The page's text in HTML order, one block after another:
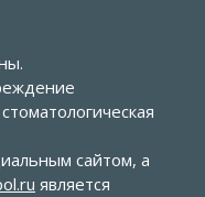
сайтом, а
является